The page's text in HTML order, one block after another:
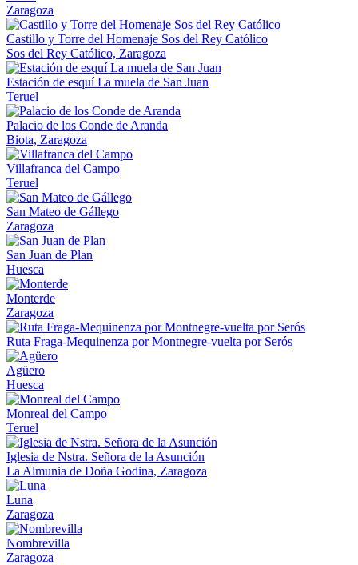
Zaragoza
Castillo y Torre del Homenaje Sos del Rey Católico
Sos del Rey Católico, Zaragoza
Estación de esquí La muela de San Juan
Teruel
Palacio de los Conde de Aranda
Biota, Zaragoza
Villafranca del Campo
Teruel
San Mateo de Gállego
Zaragoza
San Juan de Plan
Huesca
Monterde
Zaragoza
Ruta Fraga-Mequinenza por Montnegre-vuelta por Serós
Agüero
Huesca
Monreal del Campo
Teruel
Iglesia de Nstra. Señora de la Asunción
La Almunia de Doña Godina, Zaragoza
Luna
Zaragoza
Nombrevilla
Zaragoza